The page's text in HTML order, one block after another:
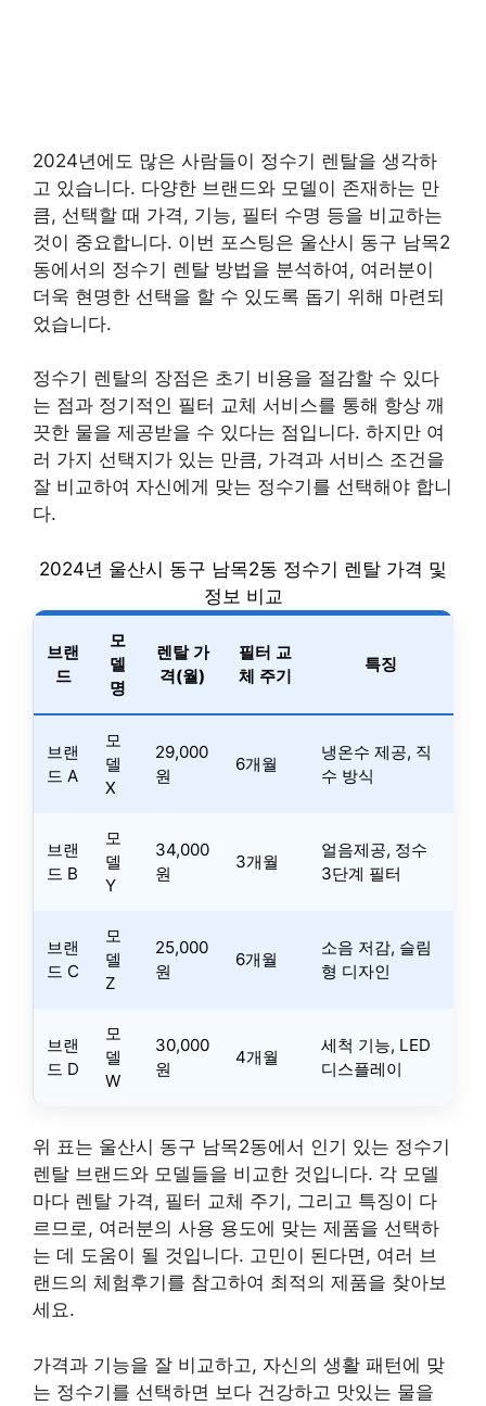
2024년에도 많은 사람들이 정수기 렌탈을 생각하
고 있습니다. 다양한 브랜드와 모델이 존재하는 만
큼, 선택할 때 가격, 기능, 필터 수명 등을 비교하는
것이 중요합니다. 이번 포스팅은 울산시 동구 남목2
동에서의 정수기 렌탈 방법을 분석하여, 여러분이
더욱 현명한 선택을 할 수 있도록 돕기 위해 마련되
었습니다.
정수기 렌탈의 장점은 초기 비용을 절감할 수 있다
는 점과 정기적인 필터 교체 서비스를 통해 항상 깨
끗한 물을 제공받을 수 있다는 점입니다. 하지만 여
러 가지 선택지가 있는 만큼, 가격과 서비스 조건을
잘 비교하여 자신에게 맞는 정수기를 선택해야 합니
다.
2024년 울산시 동구 남목2동 정수기 렌탈 가격 및
정보 비교
브랜
드
모
델
명
렌탈 가
격(월)
필터 교
체 주기
특징
브랜
드 A
모
델
X
29,000
원
6개월
냉온수 제공, 직
수 방식
브랜
드 B
모
델
Y
34,000
원
3개월
얼음제공, 정수
3단계 필터
브랜
드 C
모
델
Z
25,000
원
6개월
소음 저감, 슬림
형 디자인
브랜
드 D
모
델
W
30,000
원
4개월
세척 기능, LED
디스플레이
위 표는 울산시 동구 남목2동에서 인기 있는 정수기
렌탈 브랜드와 모델들을 비교한 것입니다. 각 모델
마다 렌탈 가격, 필터 교체 주기, 그리고 특징이 다
르므로, 여러분의 사용 용도에 맞는 제품을 선택하
는 데 도움이 될 것입니다. 고민이 된다면, 여러 브
랜드의 체험후기를 참고하여 최적의 제품을 찾아보
세요.
가격과 기능을 잘 비교하고, 자신의 생활 패턴에 맞
는 정수기를 선택하면 보다 건강하고 맛있는 물을